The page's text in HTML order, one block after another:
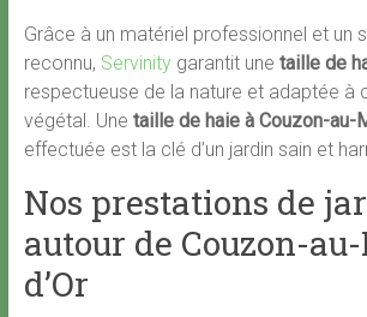
Grâce à un matériel professionnel et un
reconnu, Servinitygarantit une taille de
respectueuse de la nature et adaptée à
végétal. Une taille de haie à Couzon-au-
effectuée est la clé d’un jardin sain et
Nos prestations de
autour de Couzon-
d’Or